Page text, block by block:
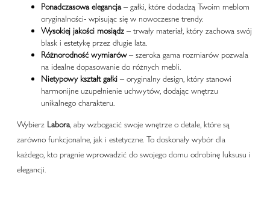
Ponadczasowa elegancja– gałki, które dodadzą Twoim meblom
oryginalności- wpisując się w nowoczesne trendy.
Wysokiej jakości mosiądz – trwały materiał, który zachowa swój
blask i estetykę przez długie lata.
Różnorodność wymiarów– szeroka gama rozmiarów pozwala
na idealne dopasowanie do różnych mebli.
Nietypowy kształt gałki – oryginalny design, który stanowi
harmonijne uzupełnienie uchwytów, dodając wnętrzu
unikalnego charakteru.
Wybierz Labora, aby wzbogacić swoje wnętrze o detale, które są
zarówno funkcjonalne, jak i estetyczne. To doskonały wybór dla
każdego, kto pragnie wprowadzić do swojego domu odrobinę luksusu i
elegancji.